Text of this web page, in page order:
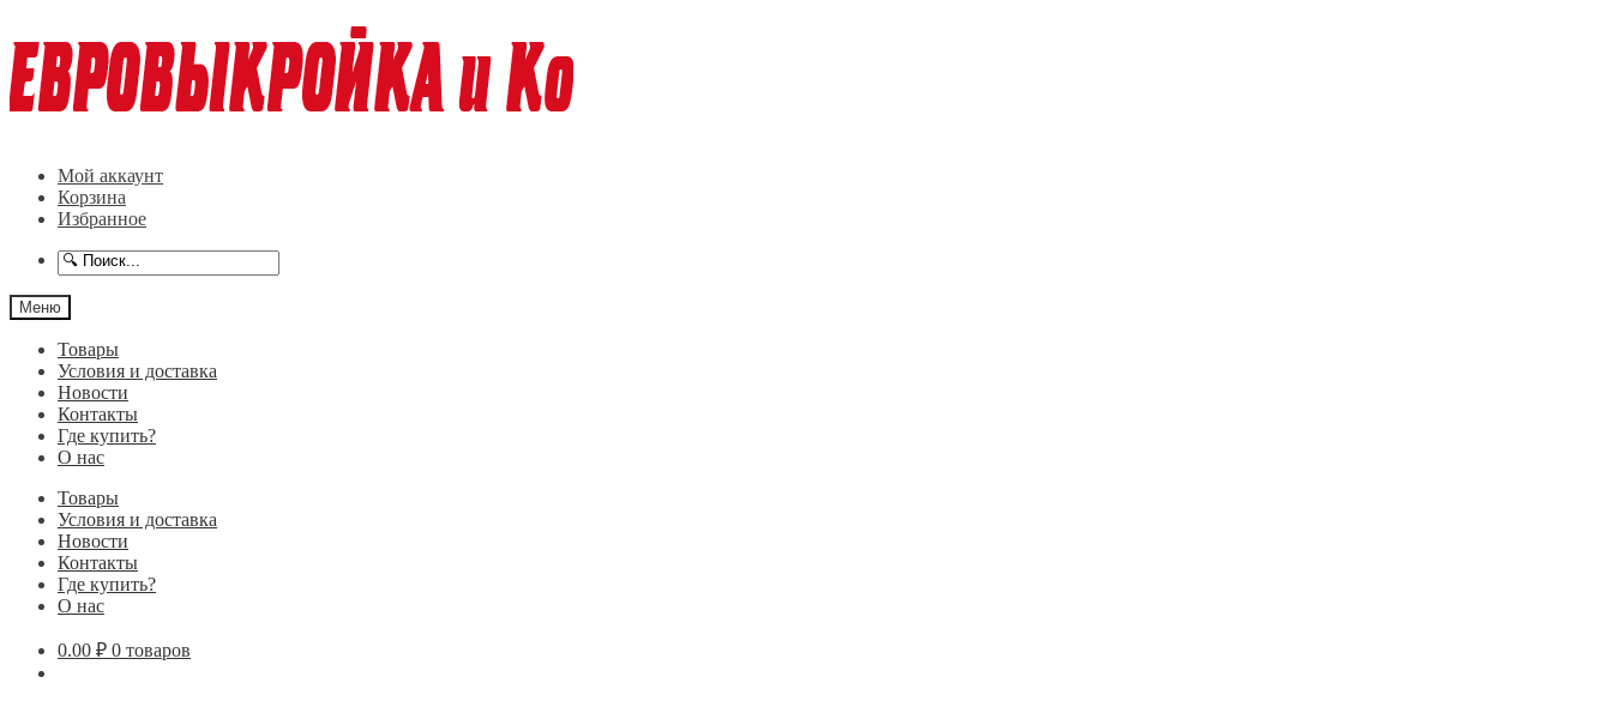
к
навигации
к
содержимому
Мой аккаунт
Корзина
Избранное
Меню
Товары
Условия и доставка
Новости
Контакты
Где купить?
О нас
Товары
Условия и доставка
Новости
Контакты
Где купить?
О нас
0.00 ₽ 0 товаров